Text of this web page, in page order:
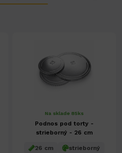
Na sklade 85ks
Podnos pod torty -
strieborný - 26 cm
26 cm
strieborný